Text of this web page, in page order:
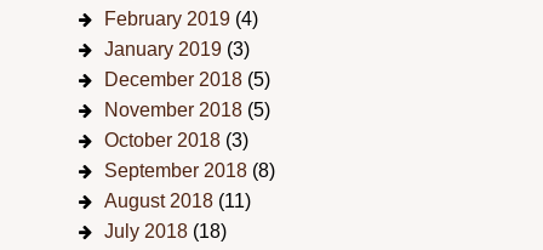
February 2019 (4)
January 2019 (3)
December 2018 (5)
November 2018 (5)
October 2018 (3)
September 2018 (8)
August 2018 (11)
July 2018 (18)